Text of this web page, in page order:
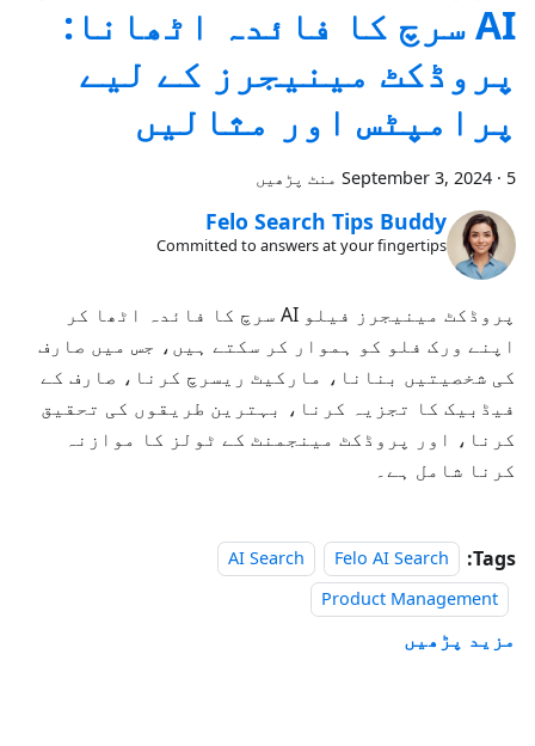
AI سرچ کا فائدہ اٹھانا:
پروڈکٹ مینیجرز کے لیے
پرامپٹس اور مثالیں
September 3, 2024 · 5 منٹ پڑھیں
Felo Search Tips Buddy
Committed to answers at your fingertips
پروڈکٹ مینیجرز فیلو AI سرچ کا فائدہ اٹھا کر
اپنے ورک فلو کو ہموار کر سکتے ہیں، جس میں صارف
کی شخصیتیں بنانا، مارکیٹ ریسرچ کرنا، صارف کے
فیڈبیک کا تجزیہ کرنا، بہترین طریقوں کی تحقیق
کرنا، اور پروڈکٹ مینجمنٹ کے ٹولز کا موازنہ
کرنا شامل ہے۔
Tags:
Felo AI Search
AI Search
Product Management
مزید پڑھیں